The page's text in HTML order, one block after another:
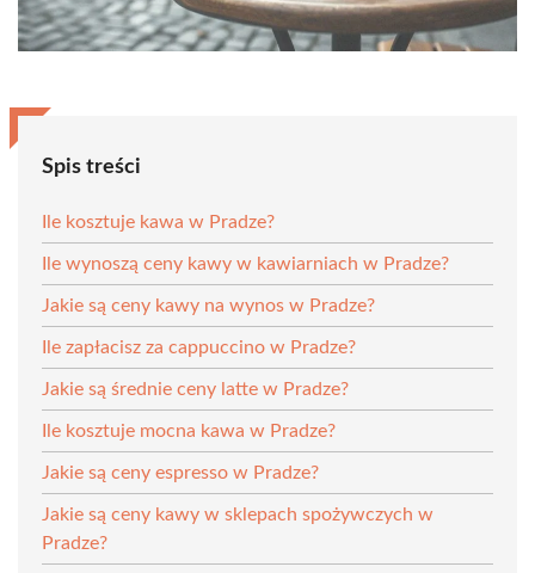
Spis treści
Ile kosztuje kawa w Pradze?
Ile wynoszą ceny kawy w kawiarniach w Pradze?
Jakie są ceny kawy na wynos w Pradze?
Ile zapłacisz za cappuccino w Pradze?
Jakie są średnie ceny latte w Pradze?
Ile kosztuje mocna kawa w Pradze?
Jakie są ceny espresso w Pradze?
Jakie są ceny kawy w sklepach spożywczych w
Pradze?